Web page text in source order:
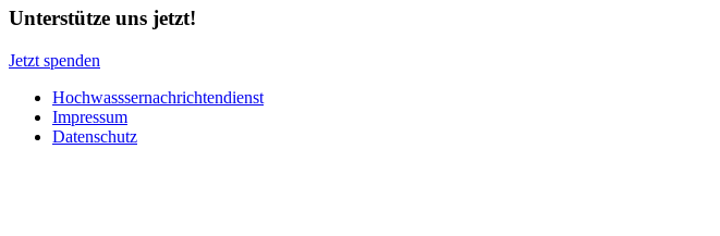
Unterstütze uns jetzt!
Jetzt spenden
Hochwasssernachrichtendienst
Impressum
Datenschutz